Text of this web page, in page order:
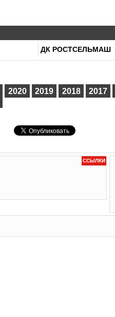
ДК РОСТСЕЛЬМАШ
2020 2019 2018 2017
ССЫЛКИ